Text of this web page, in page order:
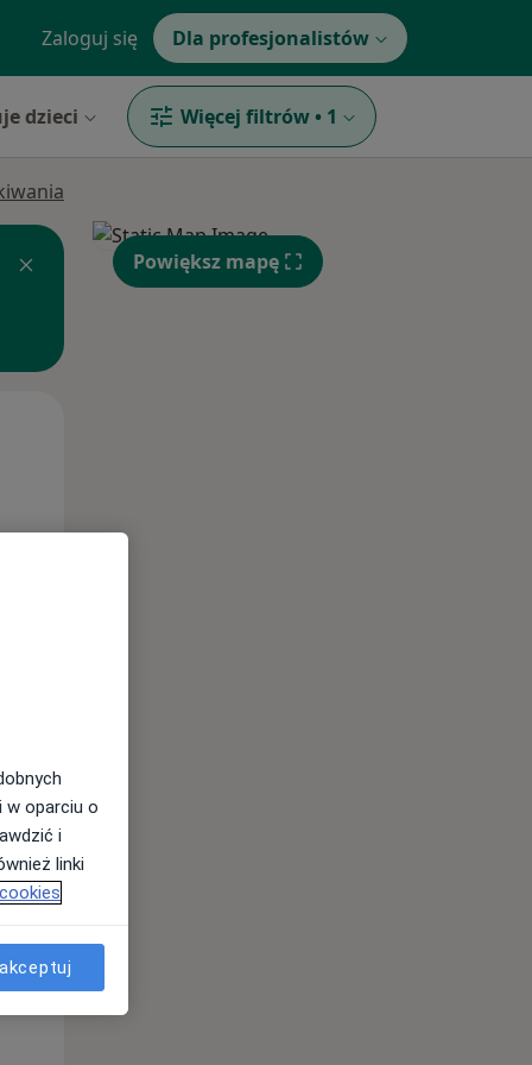
Zaloguj się Dla profesjonalistów
dzieci Więcej filtrów • 1
Śr,
12 Sie
Powiększ mapę
w oparciu o
i
linki